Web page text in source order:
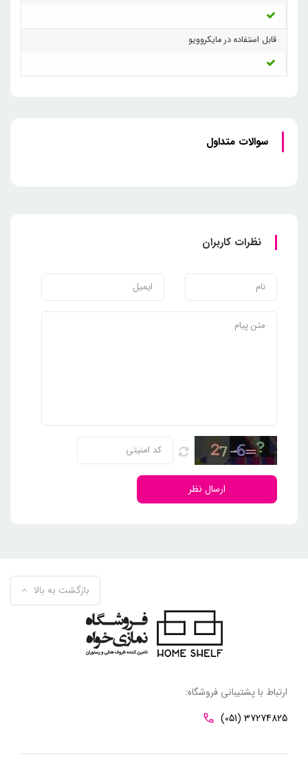
قابل استفاده در مایکروویو
سوالات متداول
نظرات کاربران
ارسال نظر
بازگشت به بالا
ارتباط با پشتیبانی فروشگاه:
(051) 37274825